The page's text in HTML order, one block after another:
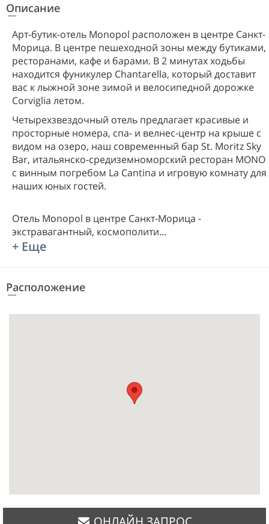
Описание
Арт-бутик-отель Monopol расположен в центре Санкт-
Морица. В центре пешеходной зоны между бутиками,
ресторанами, кафе и барами. В 2 минутах ходьбы
находится фуникулер Chantarella, который доставит
вас к лыжной зоне зимой и велосипедной дорожке
Corviglia летом.
Четырехзвездочный отель предлагает красивые и
просторные номера, спа- и велнес-центр на крыше с
видом на озеро, наш современный бар St. Moritz Sky
Bar, итальянско-средиземноморский ресторан MONO
с винным погребом La Cantina и игровую комнату для
наших юных гостей.
Отель Monopol в центре Санкт-Морица -
экстравагантный, космополити...
+ Еще
Расположение